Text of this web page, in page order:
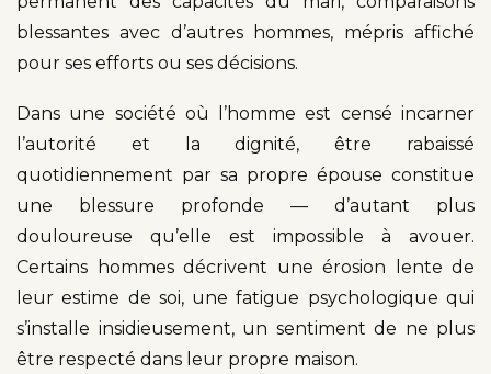
blessantes avec d’autres hommes, mépris affiché
pour ses efforts ou ses décisions.
Dans une société où l’homme est censé incarner
l’autorité et la dignité, être rabaissé
quotidiennement par sa propre épouse constitue
une blessure profonde — d’autant plus
douloureuse qu’elle est impossible à avouer.
Certains hommes décrivent une érosion lente de
leur estime de soi, une fatigue psychologique qui
s’installe insidieusement, un sentiment de ne plus
être respecté dans leur propre maison.